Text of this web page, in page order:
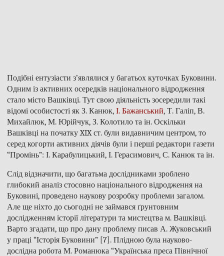
Подібні ентузіасти з’являлися у багатьох куточках Буковини.
Одним із активних осередків національного відродження
стало місто Вашківці. Тут свою діяльність зосередили такі
відомі особистості як З. Канюк, І. Бажанський, Т. Галіп, В.
Михайлюк, М. Юрійчук, З. Колотило та ін. Оскільки
Вашківці на початку XIX ст. були видавничим центром, то
серед когорти активних діячів були і перші редактори газети
“Промінь”: І. Карабулицький, І. Герасимович, С. Канюк та ін.
Слід відзначити, що багатьма дослідниками зроблено
глибокий аналіз стосовно національного відродження на
Буковині, проведено наукову розробку проблеми загалом.
Але ще ніхто до сьогодні не займався ґрунтовним
дослідженням історії літератури та мистецтва м. Вашківці.
Варто згадати, що про дану проблему писав А. Жуковський
у праці “Історія Буковини” [7]. Плідною була науково-
дослідна робота М. Романюка “Українська преса Північної